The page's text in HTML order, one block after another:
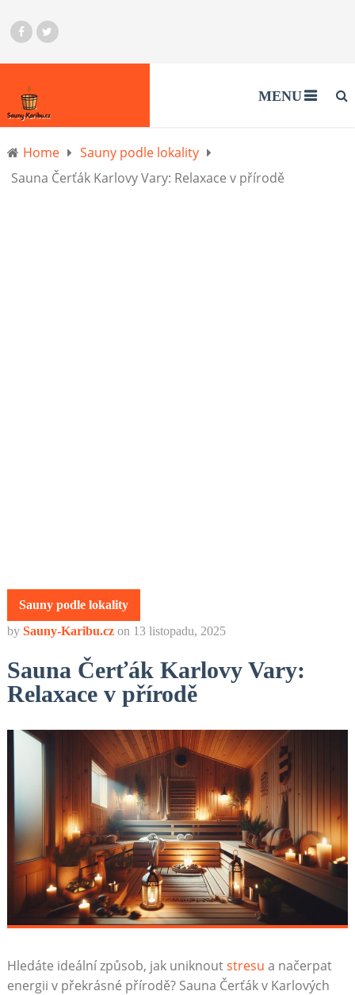
MENU
Home
Sauny podle lokality
Sauna Čerťák Karlovy Vary: Relaxace v přírodě
Sauny podle lokality
by Sauny-Karibu.cz on 13 listopadu, 2025
Sauna Čerťák Karlovy Vary:
Relaxace v přírodě
Hledáte ideální způsob, jak‌ uniknoutstresu ​a načerpat
energii v překrásné přírodě? Sauna Čerťák v Karlových